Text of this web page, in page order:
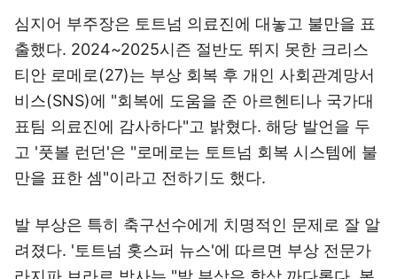
심지어 부주장은 토트넘 의료진에 대놓고 불만을 표
출했다. 2024~2025시즌 절반도 뛰지 못한 크리스
티안 로메로(27)는 부상 회복 후 개인 사회관계망서
비스(SNS)에 "회복에 도움을 준 아르헨티나 국가대
표팀 의료진에 감사하다"고 밝혔다. 해당 발언을 두
고 '풋볼 런던'은 "로메로는 토트넘 회복 시스템에 불
만을 표한 셈"이라고 전하기도 했다.
발 부상은 특히 축구선수에게 치명적인 문제로 잘 알
려졌다. '토트넘 홋스퍼 뉴스'에 따르면 부상 전문가